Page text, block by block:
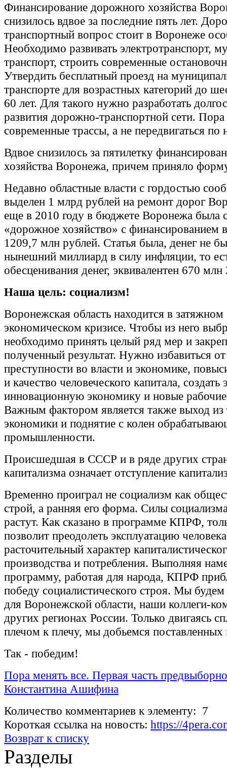
Финансирование дорожного хозяйства
снизилось вдвое за последние пять лет.
транспортный вопрос стоит в Воронеже
Необходимо развивать электротранспорт,
транспорт, строить современные
Утвердить бесплатный проезд на
транспорте для возрастных категорий до
60 лет. Для такого нужно разработать
развития дорожно-транспортной сети. Пора
современные трассы, а не передвигаться по
Вдвое снизилось за пятилетку
хозяйства Воронежа, причем приняло
Недавно областные власти с гордостью
выделен 1 млрд рублей на ремонт дорог
еще в 2010 году в бюджете Воронежа была
«дорожное хозяйство» с финансированием
1209,7 млн рублей. Статья была, денег не
нынешний миллиард в силу инфляции, то
обесценивания денег, эквивалентен 670 млн
Наша цель: социализм!
Воронежская область находится в затяжном
экономическом кризисе. Чтобы из него
необходимо принять целый ряд мер и
полученный результат. Нужно избавиться
преступности во власти и экономике,
и качество человеческого капитала,
инновационную экономику и новые
Важным фактором является также выход из
экономики и поднятие с колен
промышленности.
Происшедшая в СССР и в ряде других
капитализма означает отступление
Временно проиграл не социализм как
строй, а ранняя его форма. Силы
растут. Как сказано в программе КПРФ,
позволит преодолеть эксплуатацию
расточительный характер
производства и потребления. Выполняя
программу, работая для народа, КПРФ
победу социалистического строя. Мы будем
для Воронежской области, наши коллеги-
других регионах России. Только двигаясь
плечом к плечу, мы добьемся поставленных
Так - победим!
Пора менять все. Первая часть
Константина Ашифина
Количество комментариев к элементу: 7
Короткая ссылка на новость: https://
Возврат к списку
Разделы